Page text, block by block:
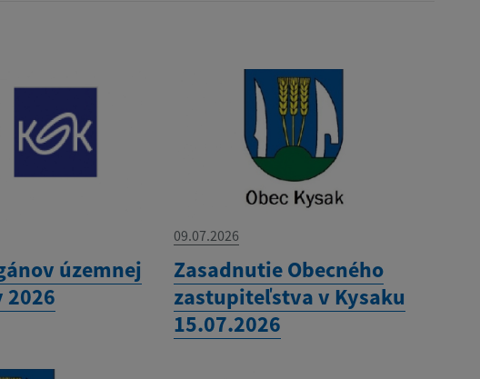
územnej
2026
09.07.2026
Zasadnutie Obecného
zastupiteľstva v Kysaku
15.07.2026